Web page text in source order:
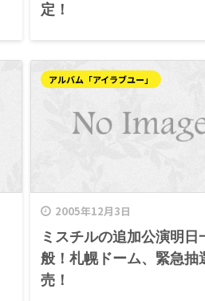
定！
2005年12月3日
アルバム「アイラブユー」
ミスチルの追加公演明日
般！札幌ドーム、緊急抽
売！